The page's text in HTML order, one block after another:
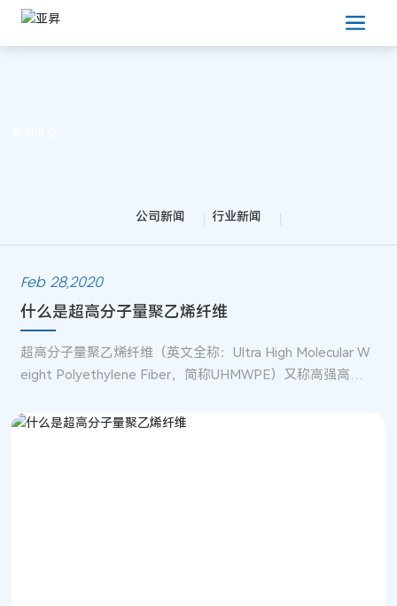
公司新闻 行业新闻
Feb 28,2020
什么是超高分子量聚乙烯纤维
超高分子量聚乙烯纤维（英文全称：Ultra High Molecular W
eight Polyethylene Fiber，简称UHMWPE）又称高强高模
由分子量为100万~500万的聚乙烯纺成的纤维。